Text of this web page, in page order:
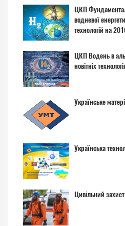
ЦКП
водневої
технологій на
ЦКП Водень в
новітніх
Українське
Українська
Цивільний